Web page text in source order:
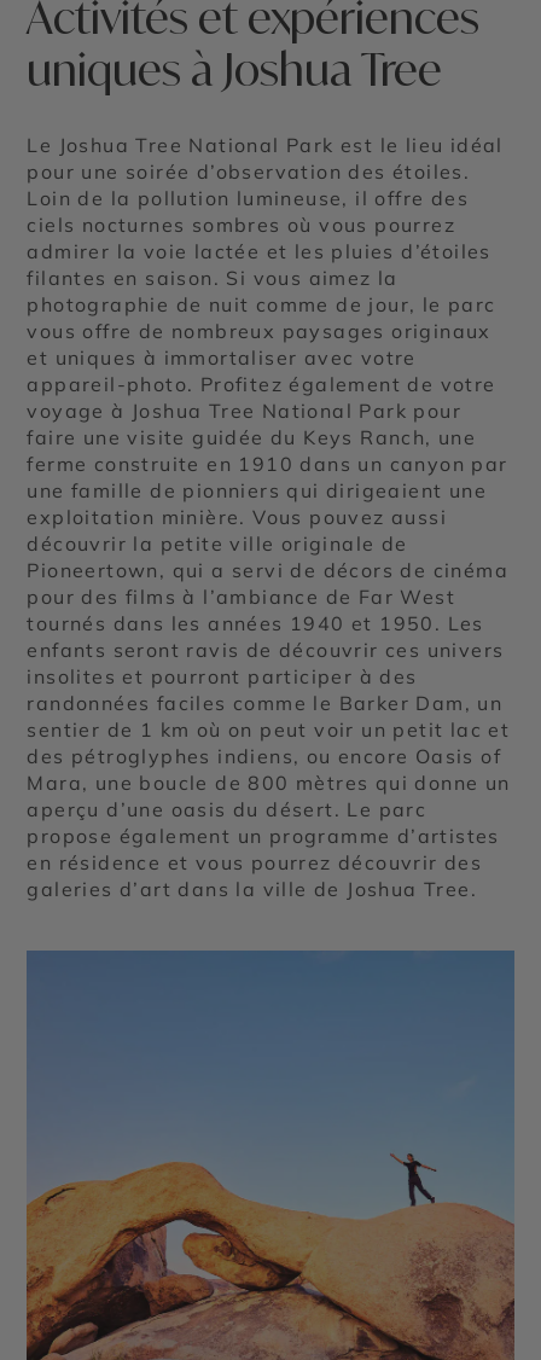
Activités et expériences
uniques à Joshua Tree
Le Joshua Tree National Park est le lieu idéal
pour une soirée d’observation des étoiles.
Loin de la pollution lumineuse, il offre des
ciels nocturnes sombres où vous pourrez
admirer la voie lactée et les pluies d’étoiles
filantes en saison. Si vous aimez la
photographie de nuit comme de jour, le parc
vous offre de nombreux paysages originaux
et uniques à immortaliser avec votre
appareil-photo. Profitez également de votre
voyage à Joshua Tree National Park pour
faire une visite guidée du Keys Ranch, une
ferme construite en 1910 dans un canyon par
une famille de pionniers qui dirigeaient une
exploitation minière. Vous pouvez aussi
découvrir la petite ville originale de
Pioneertown, qui a servi de décors de cinéma
pour des films à l’ambiance de Far West
tournés dans les années 1940 et 1950. Les
enfants seront ravis de découvrir ces univers
insolites et pourront participer à des
randonnées faciles comme le Barker Dam, un
sentier de 1 km où on peut voir un petit lac et
des pétroglyphes indiens, ou encore Oasis of
Mara, une boucle de 800 mètres qui donne un
aperçu d’une oasis du désert. Le parc
propose également un programme d’artistes
en résidence et vous pourrez découvrir des
galeries d’art dans la ville de Joshua Tree.